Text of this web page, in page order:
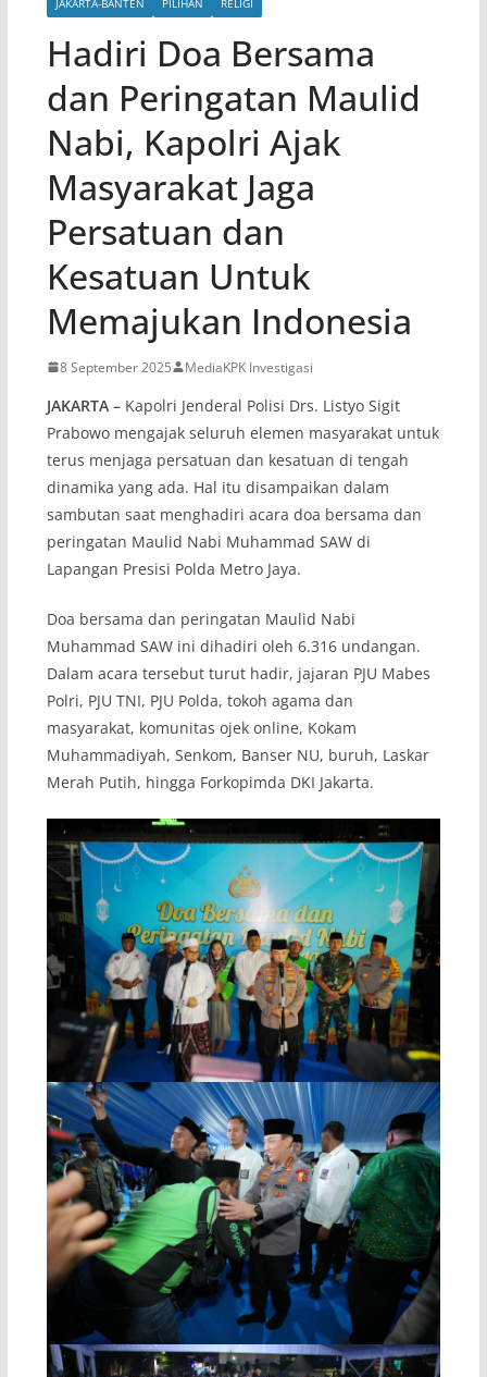
JAKARTA-BANTEN PILIHAN RELIGI
Hadiri Doa Bersama
dan Peringatan Maulid
Nabi, Kapolri Ajak
Masyarakat Jaga
Persatuan dan
Kesatuan Untuk
Memajukan Indonesia
8 September 2025 MediaKPK Investigasi
JAKARTA –Kapolri Jenderal Polisi Drs. Listyo Sigit
Prabowo mengajak seluruh elemen masyarakat untuk
terus menjaga persatuan dan kesatuan di tengah
dinamika yang ada. Hal itu disampaikan dalam
sambutan saat menghadiri acara doa bersama dan
peringatan Maulid Nabi Muhammad SAW di
Lapangan Presisi Polda Metro Jaya.
Doa bersama dan peringatan Maulid Nabi
Muhammad SAW ini dihadiri oleh 6.316 undangan.
Dalam acara tersebut turut hadir, jajaran PJU Mabes
Polri, PJU TNI, PJU Polda, tokoh agama dan
masyarakat, komunitas ojek online, Kokam
Muhammadiyah, Senkom, Banser NU, buruh, Laskar
Merah Putih, hingga Forkopimda DKI Jakarta.